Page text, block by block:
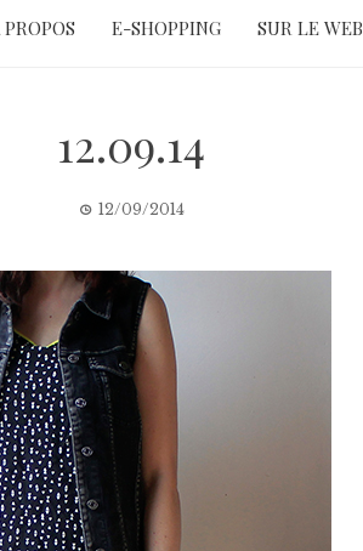
PROPOS E-SHOPPING SUR LE WEB
12.09.14
12/09/2014